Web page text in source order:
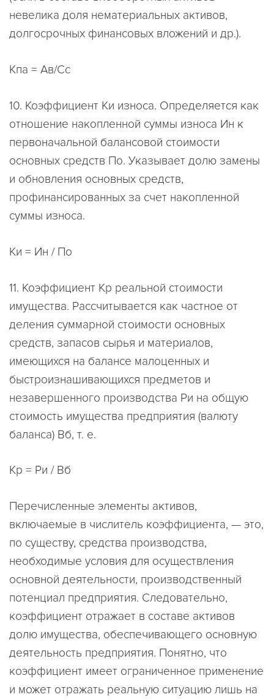
невелика доля нематериальных активов,
долгосрочных финансовых вложений и др.).
Кпа = Ав/Сс
10. Коэффициент Ки износа. Определяется как
отношение накопленной суммы износа Ин к
первоначальной балансовой стоимости
основных средств По. Указывает долю замены
и обновления основных средств,
профинансированных за счет накопленной
суммы износа.
Ки = Ин / По
11. Коэффициент Кр реальной стоимости
имущества. Рассчитывается как частное от
деления суммарной стоимости основных
средств, запасов сырья и материалов,
имеющихся на балансе малоценных и
быстроизнашивающихся предметов и
незавершенного производства Ри на общую
стоимость имущества предприятия (валюту
баланса) Вб, т. е.
Кр = Ри / Вб
Перечисленные элементы активов,
включаемые в числитель коэффициента, — это,
по существу, средства производства,
необходимые условия для осуществления
основной деятельности, производственный
потенциал предприятия. Следовательно,
коэффициент отражает в составе активов
долю имущества, обеспечивающего основную
деятельность предприятия. Понятно, что
коэффициент имеет ограниченное применение
и может отражать реальную ситуацию лишь на